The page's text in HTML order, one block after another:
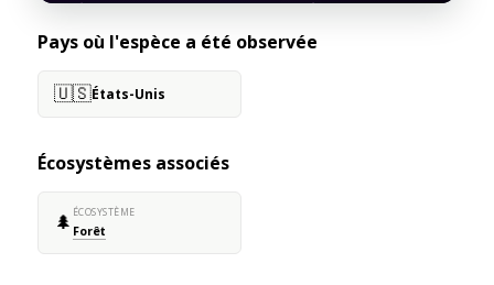
Pays où l'espèce a été observée
🇺🇸États-Unis
Écosystèmes associés
🌲 ÉCOSYSTÈME
Forêt